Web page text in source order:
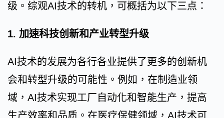
级。综观AI技术的转机，可概括为以下三点：
1. 加速科技创新和产业转型升级
AI技术的发展为各行各业提供了更多的创新机
会和转型升级的可能性。例如，在制造业领
域，AI技术实现工厂自动化和智能生产，提高
生产效率和品质。在医疗保健领域，AI技术可